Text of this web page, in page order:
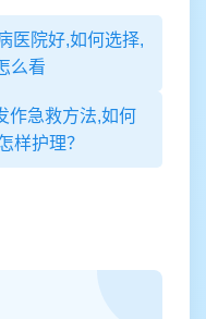
医院好,如何选择,
么看
作急救方法,如何
样护理？